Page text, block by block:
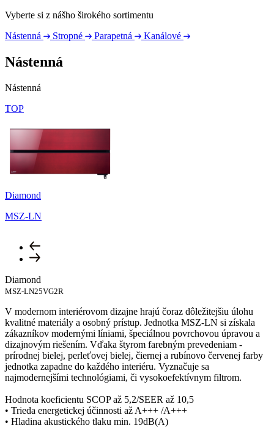
Vyberte si z nášho širokého sortimentu
Nástenná
Stropné Parapetná Kanálové
Nástenná
Nástenná
TOP
Diamond
MSZ-LN
Diamond
MSZ-LN25VG2R
V modernom interiérovom dizajne hrajú čoraz dôležitejšiu úlohu
kvalitné materiály a osobný prístup. Jednotka MSZ-LN si získala
zákazníkov modernými líniami, špeciálnou povrchovou úpravou a
dizajnovým riešením. Vďaka štyrom farebným prevedeniam -
prírodnej bielej, perleťovej bielej, čiernej a rubínovo červenej farby
jednotka zapadne do každého interiéru. Vyznačuje sa
najmodernejšími technológiami, či vysokoefektívnym filtrom.
Hodnota koeficientu SCOP až 5,2/SEER až 10,5
• Trieda energetickej účinnosti až A+++ /A+++
• Hladina akustického tlaku min. 19dB(A)